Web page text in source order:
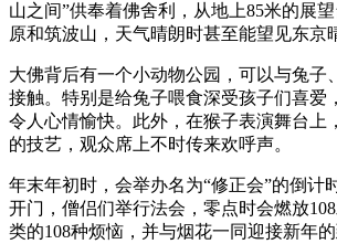
山之间”供奉着佛舍利，从地上85米的展
原和筑波山，天气晴朗时甚至能望见东京
大佛背后有一个小动物公园，可以与兔子
接触。特别是给兔子喂食深受孩子们喜爱
令人心情愉快。此外，在猴子表演舞台上
的技艺，观众席上不时传来欢呼声。
年末年初时，会举办名为“修正会”的倒计
开门，僧侣们举行法会，零点时会燃放
类的108种烦恼，并与烟花一同迎接新年